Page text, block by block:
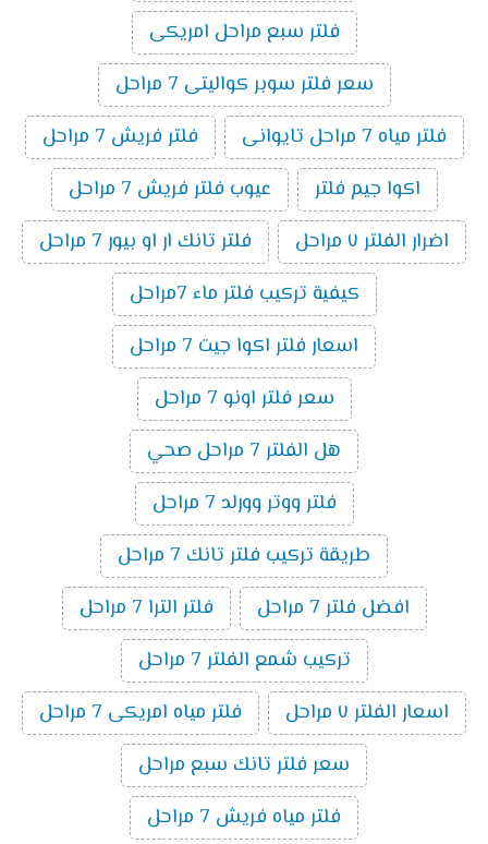
فلتر سبع مراحل امريكى
سعر فلتر سوبر كواليتى 7 مراحل
فلتر مياه 7 مراحل تايوانى
فلتر فريش 7 مراحل
اكوا جيم فلتر
عيوب فلتر فريش 7 مراحل
اضرار الفلتر ٧ مراحل
فلتر تانك ار او بيور 7 مراحل
كيفية تركيب فلتر ماء 7مراحل
اسعار فلتر اكوا جيت 7 مراحل
سعر فلتر اونو 7 مراحل
هل الفلتر 7 مراحل صحي
فلتر ووتر وورلد 7 مراحل
طريقة تركيب فلتر تانك 7 مراحل
افضل فلتر 7 مراحل
فلتر الترا 7 مراحل
تركيب شمع الفلتر 7 مراحل
اسعار الفلتر ٧ مراحل
فلتر مياه امريكى 7 مراحل
سعر فلتر تانك سبع مراحل
فلتر مياه فريش 7 مراحل